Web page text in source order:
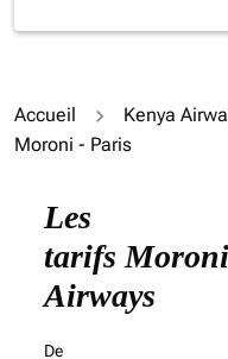
Accueil Kenya
Moroni - Paris
Les
tarifs
Airways
De